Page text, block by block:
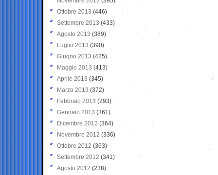
Ottobre 2013 (446)
Settembre 2013 (433)
Agosto 2013 (389)
Luglio 2013 (390)
Giugno 2013 (425)
Maggio 2013 (413)
Aprile 2013 (345)
Marzo 2013 (372)
Febbraio 2013 (293)
Gennaio 2013 (361)
Dicembre 2012 (364)
Novembre 2012 (336)
Ottobre 2012 (363)
Settembre 2012 (341)
Agosto 2012 (238)